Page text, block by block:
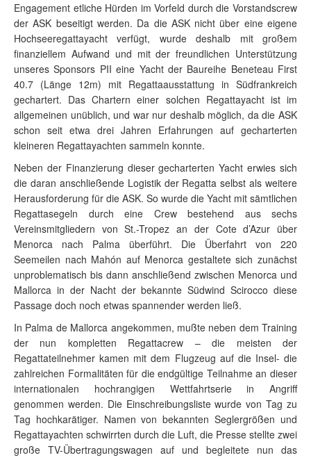
Engagement etliche Hürden im Vorfeld durch die Vorstandscrew
der ASK beseitigt werden. Da die ASK nicht über eine eigene
Hochseeregattayacht verfügt, wurde deshalb mit großem
finanziellem Aufwand und mit der freundlichen Unterstützung
unseres Sponsors PII eine Yacht der Baureihe Beneteau First
40.7 (Länge 12m) mit Regattaausstattung in Südfrankreich
gechartert. Das Chartern einer solchen Regattayacht ist im
allgemeinen unüblich, und war nur deshalb möglich, da die ASK
schon seit etwa drei Jahren Erfahrungen auf gecharterten
kleineren Regattayachten sammeln konnte.
Neben der Finanzierung dieser gecharterten Yacht erwies sich
die daran anschließende Logistik der Regatta selbst als weitere
Herausforderung für die ASK. So wurde die Yacht mit sämtlichen
Regattasegeln durch eine Crew bestehend aus sechs
Vereinsmitgliedern von St.-Tropez an der Cote d’Azur über
Menorca nach Palma überführt. Die Überfahrt von 220
Seemeilen nach Mahón auf Menorca gestaltete sich zunächst
unproblematisch bis dann anschließend zwischen Menorca und
Mallorca in der Nacht der bekannte Südwind Scirocco diese
Passage doch noch etwas spannender werden ließ.
In Palma de Mallorca angekommen, mußte neben dem Training
der nun kompletten Regattacrew – die meisten der
Regattateilnehmer kamen mit dem Flugzeug auf die Insel- die
zahlreichen Formalitäten für die endgültige Teilnahme an dieser
internationalen hochrangigen Wettfahrtserie in Angriff
genommen werden. Die Einschreibungsliste wurde von Tag zu
Tag hochkarätiger. Namen von bekannten Seglergrößen und
Regattayachten schwirrten durch die Luft, die Presse stellte zwei
große TV-Übertragungswagen auf und begleitete nun das